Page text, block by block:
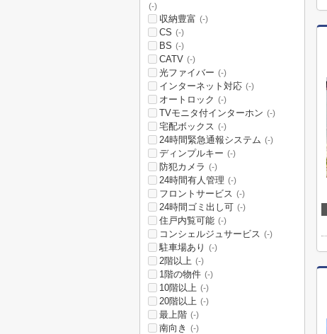
(-)
収納豊富 (-)
CS (-)
BS (-)
CATV (-)
光ファイバー (-)
インターネット対応 (-)
オートロック (-)
TVモニタ付インターホン (-)
宅配ボックス (-)
24時間緊急通報システム (-)
ディンプルキー (-)
防犯カメラ (-)
24時間有人管理 (-)
フロントサービス (-)
24時間ゴミ出し可 (-)
住戸内覧可能 (-)
コンシェルジュサービス (-)
駐車場あり (-)
2階以上 (-)
1階の物件 (-)
10階以上 (-)
20階以上 (-)
最上階 (-)
南向き (-)